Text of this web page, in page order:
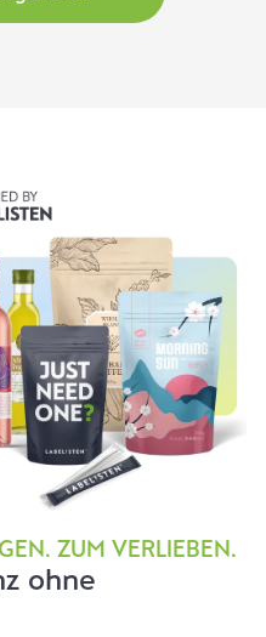
ZUM VERLIEBEN.
ohne